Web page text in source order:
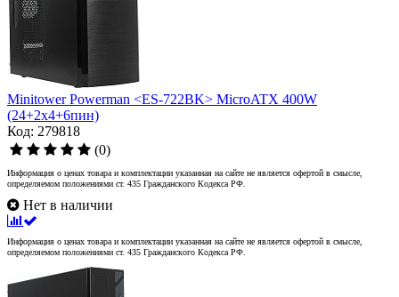
Minitower Powerman <ES-722BK> MicroATX 400W
(24+2x4+6пин)
Код: 279818
(0)
Информация о ценах товара и комплектации указанная на сайте не является офертой в смысле,
определяемом положениями ст. 435 Гражданского Кодекса РФ.
Нет в наличии
Информация о ценах товара и комплектации указанная на сайте не является офертой в смысле,
определяемом положениями ст. 435 Гражданского Кодекса РФ.